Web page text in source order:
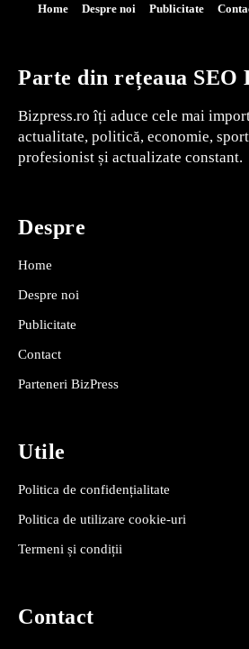
Home Despre noi Publicitate
Parte din rețeaua SEO
Bizpress.ro îți aduce cele mai
actualitate, politică, economie,
profesionist și actualizate constant.
Despre
Home
Despre noi
Publicitate
Contact
Parteneri BizPress
Utile
Politica de confidențialitate
Politica de utilizare cookie-uri
Termeni și condiții
Contact